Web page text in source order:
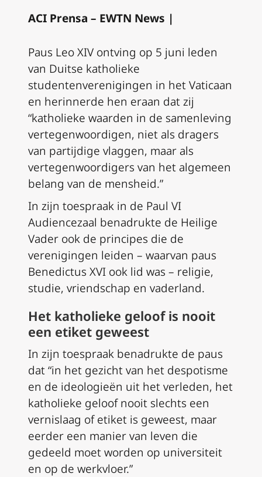
ACI Prensa – EWTN News |
Paus Leo XIV ontving op 5 juni leden
van Duitse katholieke
studentenverenigingen in het Vaticaan
en herinnerde hen eraan dat zij
“katholieke waarden in de samenleving
vertegenwoordigen, niet als dragers
van partijdige vlaggen, maar als
vertegenwoordigers van het algemeen
belang van de mensheid.”
In zijn toespraak in de Paul VI
Audiencezaal benadrukte de Heilige
Vader ook de principes die de
verenigingen leiden – waarvan paus
Benedictus XVI ook lid was – religie,
studie, vriendschap en vaderland.
Het katholieke geloof is nooit
een etiket geweest
In zijn toespraak benadrukte de paus
dat “in het gezicht van het despotisme
en de ideologieën uit het verleden, het
katholieke geloof nooit slechts een
vernislaag of etiket is geweest, maar
eerder een manier van leven die
gedeeld moet worden op universiteit
en op de werkvloer.”